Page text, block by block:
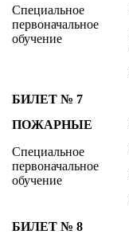
Специальное
первоначальное
обучение
БИЛЕТ № 7
ПОЖАРНЫЕ
Специальное
первоначальное
обучение
БИЛЕТ № 8